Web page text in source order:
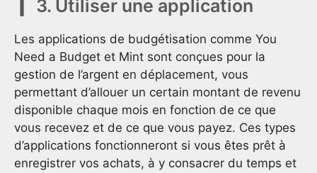
3. Utiliser une application
Les applications de budgétisation comme You
Need a Budget et Mint sont conçues pour la
gestion de l’argent en déplacement, vous
permettant d’allouer un certain montant de revenu
disponible chaque mois en fonction de ce que
vous recevez et de ce que vous payez. Ces types
d’applications fonctionneront si vous êtes prêt à
enregistrer vos achats, à y consacrer du temps et